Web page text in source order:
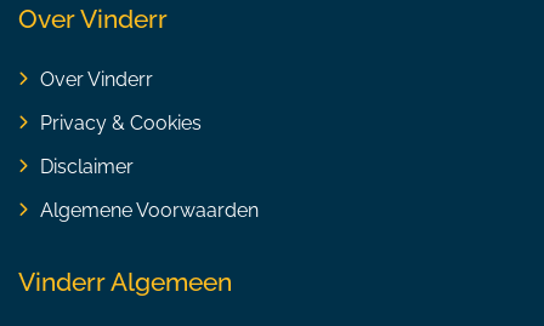
Over Vinderr
Over Vinderr
Privacy & Cookies
Disclaimer
Algemene Voorwaarden
Vinderr Algemeen